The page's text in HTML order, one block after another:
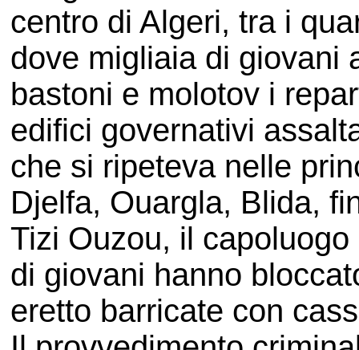
centro di Algeri, tra i
dove migliaia di giovani
bastoni e molotov i
edifici governativi
che si ripeteva nelle
Djelfa, Ouargla, Blida,
Tizi Ouzou, il
di giovani hanno
eretto barricate con